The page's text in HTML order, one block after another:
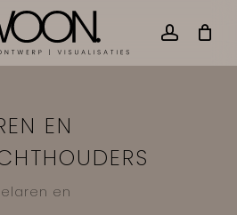
Close
EN
en
Close
Filters